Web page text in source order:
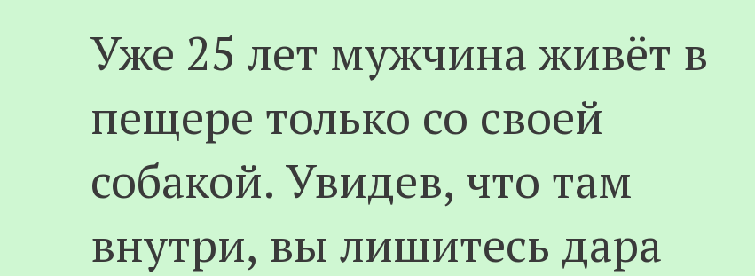
Уже 25 лет мужчина живёт в
пещере только со своей
собакой. Увидев, что там
внутри, вы лишитесь дара